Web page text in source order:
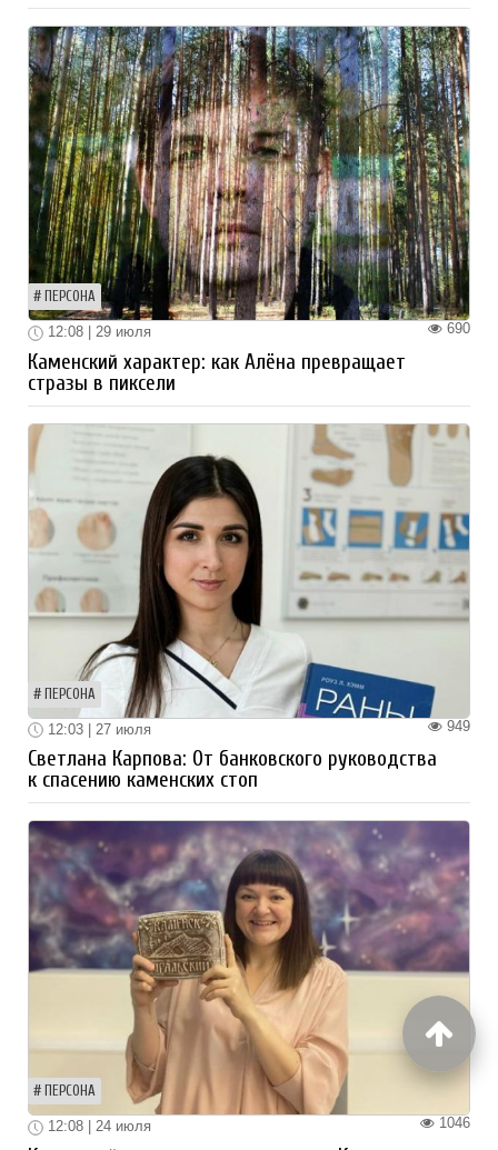
ПЕРСОНА
690
12:08 | 29 июля
Каменский характер: как Алёна превращает
стразы в пиксели
ПЕРСОНА
949
12:03 | 27 июля
Светлана Карпова: От банковского руководства
к спасению каменских стоп
ПЕРСОНА
1046
12:08 | 24 июля